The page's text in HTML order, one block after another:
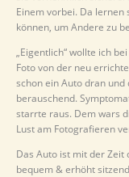
Einem vorbei. Da lernen
können, um Andere zu
„Eigentlich“ wollte ich
Foto von der neu
schon ein Auto dran
berauschend.
starrte raus. Dem wars
Lust am Fotografieren
Das Auto ist mit der
bequem & erhöht